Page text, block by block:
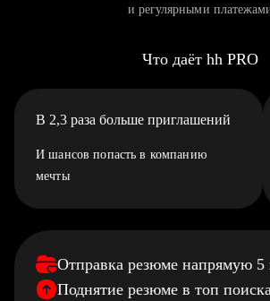
и регулярными
Что даёт hh PRO
В 2,3 раза больше приглашений
И шансов попасть в компанию
мечты
Отправка резюме напрямую 5
Поднятие резюме в топ